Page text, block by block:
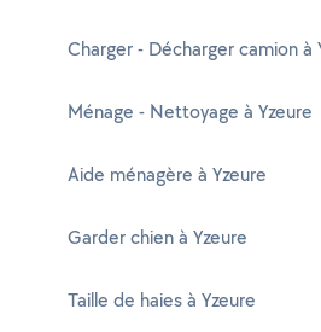
Charger - Décharger camion à
Ménage - Nettoyage à Yzeure
Aide ménagère à Yzeure
Garder chien à Yzeure
Taille de haies à Yzeure